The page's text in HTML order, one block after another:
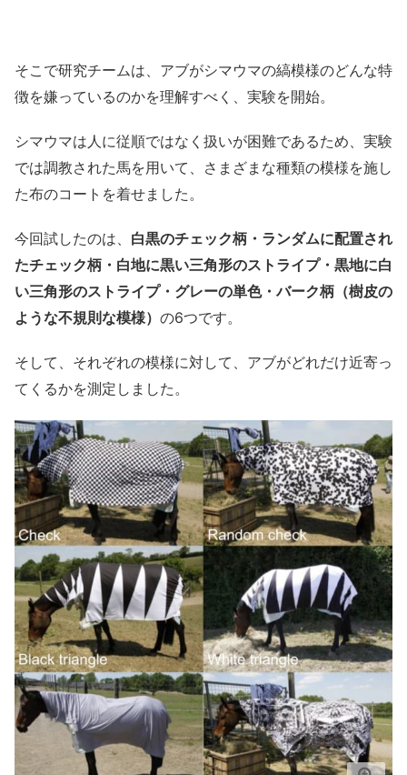
そこで研究チームは、アブがシマウマの縞模様のどんな特
徴を嫌っているのかを理解すべく、実験を開始。
シマウマは人に従順ではなく扱いが困難であるため、実験
では調教された馬を用いて、さまざまな種類の模様を施し
た布のコートを着せました。
今回試したのは、 白黒のチェック柄・ランダムに配置され
たチェック柄・白地に黒い三角形のストライプ・黒地に白
い三角形のストライプ・グレーの単色・バーク柄（樹皮の
ような不規則な模様） の6つです。
そして、それぞれの模様に対して、アブがどれだけ近寄っ
てくるかを測定しました。